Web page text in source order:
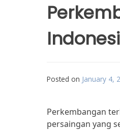
Posted on January 4,
Perkembangan
persaingan yang